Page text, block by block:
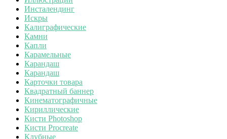
Инсталендинг
Искры
Калиграфические
Камни
Капли
Карамельные
Карандаш
Карандаш
Карточки товара
Квадратный баннер
Кинематографичные
Кириллические
Кисти Photoshop
Кисти Procreate
Клубные